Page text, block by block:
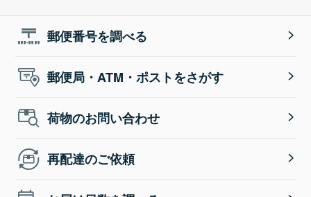
郵便番号を調べる
郵便局・ATM・ポストをさがす
荷物のお問い合わせ
再配達のご依頼